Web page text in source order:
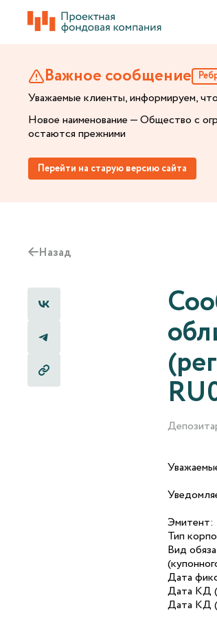
Важное сообщение
Уважаемые клиенты, информируем,
Новое наименование — Общество с
остаются прежними
Перейти на старую версию сайта
Назад
Эмитент:
Тип
Вид
Дата
Дата КД
Дата КД